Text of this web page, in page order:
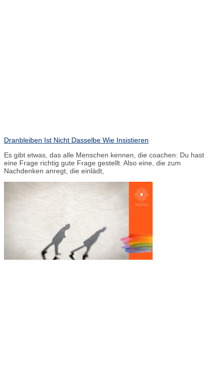
Dranbleiben Ist Nicht Dasselbe Wie Insistieren
Es gibt etwas, das alle Menschen kennen, die coachen: Du hast
eine Frage richtig gute Frage gestellt. Also eine, die zum
Nachdenken anregt, die einlädt,